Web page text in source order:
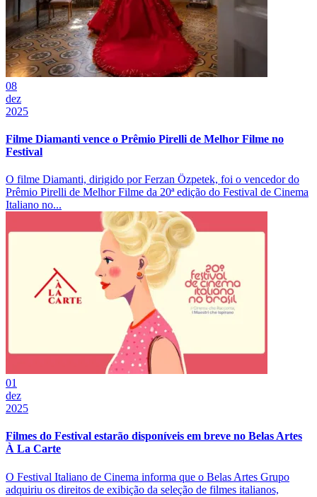
08
dez
2025
Filme Diamanti vence o Prêmio Pirelli de Melhor Filme no
Festival
O filme Diamanti, dirigido por Ferzan Özpetek, foi o vencedor do
Prêmio Pirelli de Melhor Filme da 20ª edição do Festival de Cinema
Italiano no...
01
dez
2025
Filmes do Festival estarão disponíveis em breve no Belas Artes
À La Carte
O Festival Italiano de Cinema informa que o Belas Artes Grupo
adquiriu os direitos de exibição da seleção de filmes italianos,